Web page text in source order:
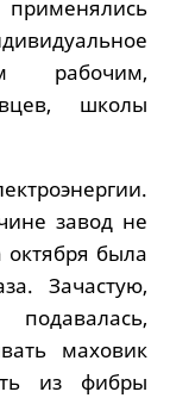
рабочим,
школы
завод не
октября была
Зачастую,
маховик
из фибры